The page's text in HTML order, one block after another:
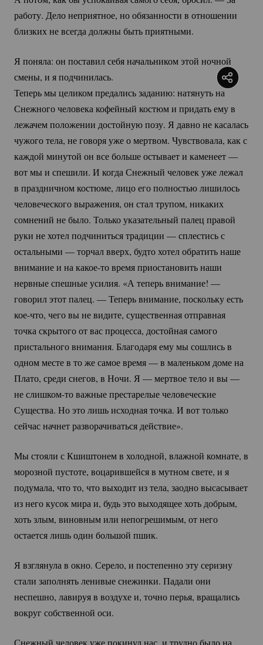
работу. Дело неприятное, но обязанности в отношении
близких не всегда должны быть приятными.
Я поняла: он поставил себя начальником этой ночной
смены, и я подчинилась.
Теперь мы целиком предались заданию: натянуть на
Снежного человека кофейный костюм и придать ему в
лежачем положении достойную позу. Я давно не касалась
чужого тела, не говоря уже о мертвом. Чувствовала, как с
каждой минутой он все больше остывает и каменеет —
вот мы и спешили. И когда Снежный человек уже лежал
в праздничном костюме, лицо его полностью лишилось
человеческого выражения, он стал трупом, никаких
сомнений не было. Только указательный палец правой
руки не хотел подчиниться традиции — сплестись с
остальными — торчал вверх, будто хотел обратить наше
внимание и на какое-товремя приостановить наши
нервные спешные усилия. «А теперь внимание! —
говорил этот палец. — Теперь внимание, поскольку есть
кое-что, чего вы не видите, существенная отправная
точка скрытого от вас процесса, достойная самого
пристального внимания. Благодаря ему мы сошлись в
одном месте в то же самое время — в маленьком доме на
Плато, среди снегов, в Ночи. Я — мертвое тело и вы —
неслишком-товажные престарелые человеческие
Существа. Но это лишь исходная точка. И вот только
сейчас начнет разворачиваться действие».
Мы стояли с Кшиштонем в холодной, влажной комнате, в
морозной пустоте, воцарившейся в мутном свете, и я
подумала, что то, что выходит из тела, заодно высасывает
из него кусок мира и, будь это выходящее хоть добрым,
хоть злым, виновным или непогрешимым, от него
остается лишь один большой пшик.
Я взглянула в окно. Серело, и постепенно эту серизну
стали заполнять ленивые снежинки. Падали они
неспешно, лавируя в воздухе и, точно перья, вращались
вокруг собственной оси.
Снежный человек уже покинул нас, и трудно было на